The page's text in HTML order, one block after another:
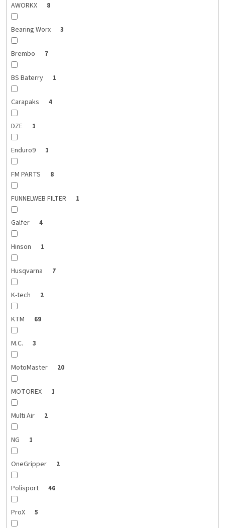
AWORKX 8
Bearing Worx 3
Brembo 7
BS Baterry 1
Carapaks 4
DZE 1
Enduro9 1
FM PARTS 8
FUNNELWEB FILTER 1
Galfer 4
Hinson 1
Husqvarna 7
K-tech 2
KTM 69
M.C. 3
MotoMaster 20
MOTOREX 1
Multi Air 2
NG 1
OneGripper 2
Polisport 46
ProX 5